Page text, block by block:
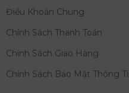
Điều Khoản Chung
Chính Sách Thanh Toán
Chính Sách Giao Hàng
Chính Sách Bảo Mật Thông